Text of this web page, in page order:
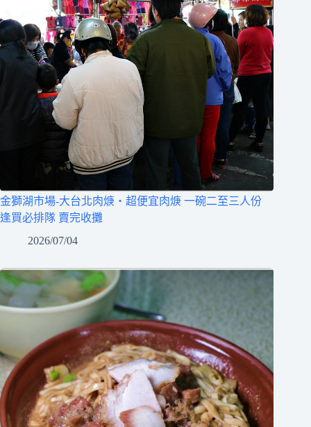
金獅湖市場-大台北肉焿‧超便宜肉焿 一碗二至三人份
逢買必排隊 賣完收攤
2026/07/04